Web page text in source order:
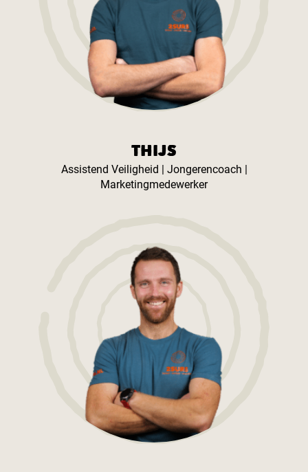
THIJS
Assistend Veiligheid | Jongerencoach |
Marketingmedewerker